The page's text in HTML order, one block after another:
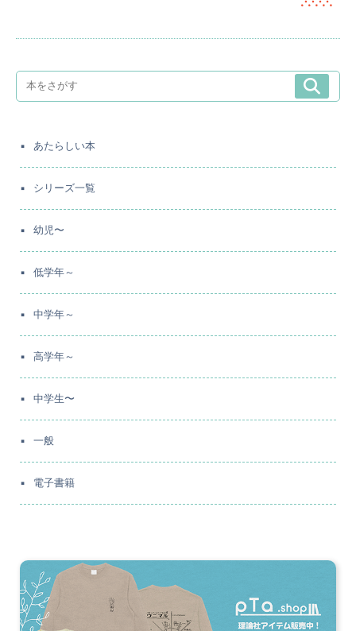
あたらしい本
シリーズ一覧
幼児〜
低学年～
中学年～
高学年～
中学生〜
一般
電子書籍